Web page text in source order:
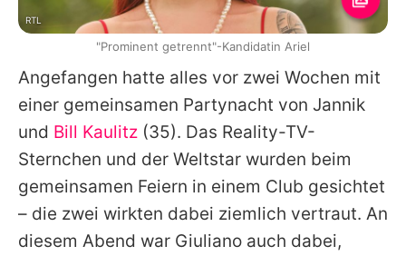
Angefangen hatte alles vor zwei Wochen mit
einer gemeinsamen Partynacht von Jannik
und Bill Kaulitz (35). Das Reality-TV-
Sternchen und der Weltstar wurden beim
gemeinsamen Feiern in einem Club gesichtet
– die zwei wirkten dabei ziemlich vertraut. An
diesem Abend war Giuliano auch dabei,
RTL
"Prominent getrennt"-Kandidatin Ariel